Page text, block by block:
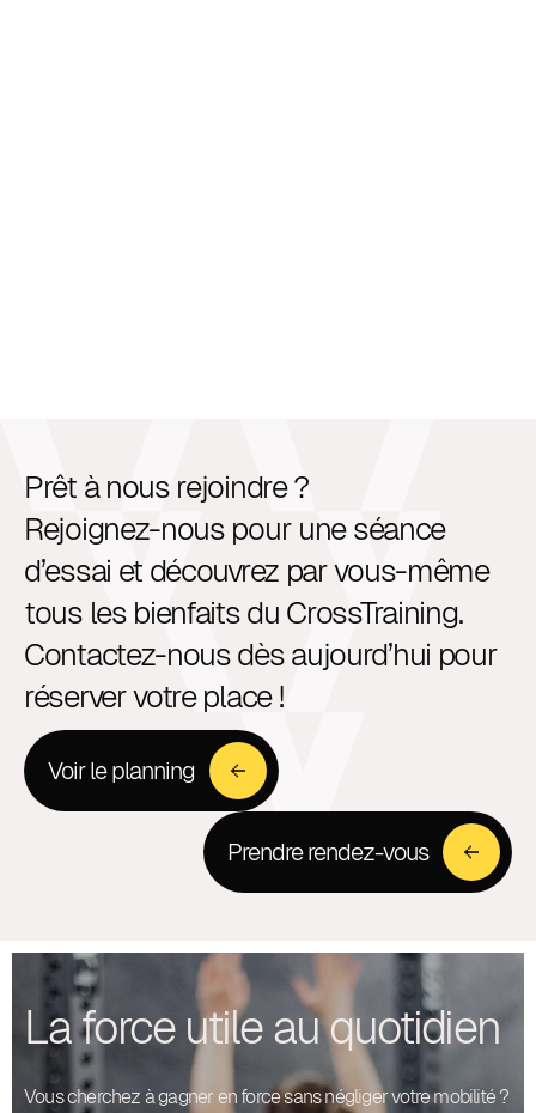
Prêt à nous rejoindre ?
Rejoignez-nous pour une séance
d’essai et découvrez par vous-même
tous les bienfaits du CrossTraining.
Contactez-nous dès aujourd’hui pour
réserver votre place !
Voir le planning
Prendre rendez-vous
La force utile au quotidien
Vous cherchez à gagner en force sans négliger votre mobilité ?